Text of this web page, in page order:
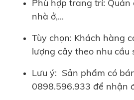
Phù hợp trang trí: Quán
nhà ở,...
Tùy chọn: Khách hàng
lượng cây theo nhu cầu
Lưu ý: Sản phẩm có
0898.596.933 để nhận